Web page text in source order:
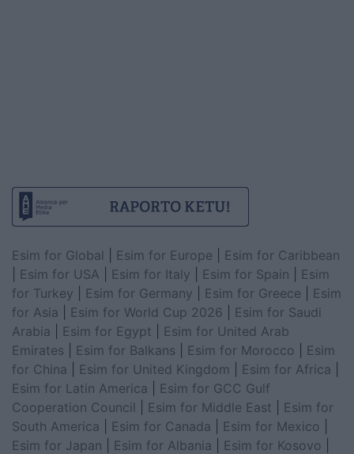
Esim for Global Esim for Europe
Esim for Caribbean
Esim for USA Esim for Italy Esim for Spain
Esim
for Turkey
Esim for Germany Esim for Greece
Esim
for Asia
Esim for World Cup 2026
Esim for Saudi
Arabia
Esim for Egypt
Esim for United Arab
Emirates
Esim for Balkans Esim for Morocco
Esim
for China
Esim for United Kingdom Esim for Africa
Esim for Latin America
Esim for GCC Gulf
Cooperation Council
Esim for Middle East
Esim for
South America
Esim for Canada Esim for Mexico
Esim for Japan
Esim for Albania Esim for Kosovo